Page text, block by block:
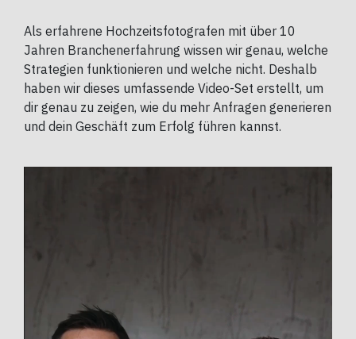
Als erfahrene Hochzeitsfotografen mit über 10
Jahren Branchenerfahrung wissen wir genau, welche
Strategien funktionieren und welche nicht. Deshalb
haben wir dieses umfassende Video-Set erstellt, um
dir genau zu zeigen, wie du mehr Anfragen generieren
und dein Geschäft zum Erfolg führen kannst.